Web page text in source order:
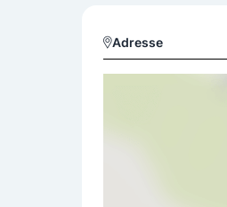
Adresse